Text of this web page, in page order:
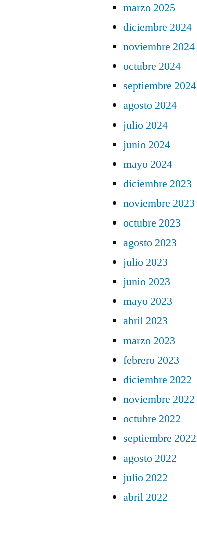
marzo 2025
diciembre 2024
noviembre 2024
octubre 2024
septiembre 2024
agosto 2024
julio 2024
junio 2024
mayo 2024
diciembre 2023
noviembre 2023
octubre 2023
agosto 2023
julio 2023
junio 2023
mayo 2023
abril 2023
marzo 2023
febrero 2023
diciembre 2022
noviembre 2022
octubre 2022
septiembre 2022
agosto 2022
julio 2022
abril 2022